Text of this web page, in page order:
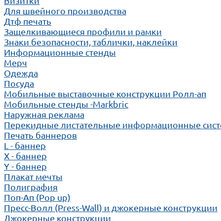
Для швейного производства
Дтф печать
Защелкивающиеся профили и рамки
Знаки безопасности, таблички, наклейки
Информационные стенды
Мерч
Одежда
Посуда
Мобильные выставочные конструкции Ролл-ап
Мобильные стенды -Markbric
Наружная реклама
Перекидные листательные информационные
Печать баннеров
L - баннер
X - баннер
Y - баннер
Плакат мечты
Полиграфия
Поп-Ап (Pop up)
Пресс-Волл (Press-Wall) и джокерные конструкции
Джокерные конструкции